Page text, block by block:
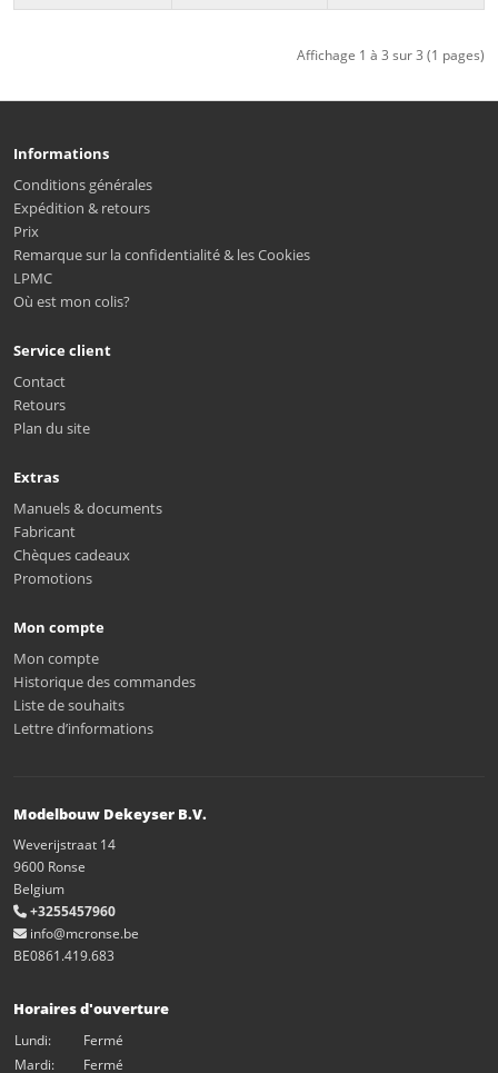
Affichage 1 à 3 sur 3 (1 pages)
Informations
Conditions générales
Expédition & retours
Prix
Remarque sur la confidentialité & les Cookies
LPMC
Où est mon colis?
Service client
Contact
Retours
Plan du site
Extras
Manuels & documents
Fabricant
Chèques cadeaux
Promotions
Mon compte
Mon compte
Historique des commandes
Liste de souhaits
Lettre d’informations
Modelbouw Dekeyser B.V.
Weverijstraat 14
9600 Ronse
Belgium
+3255457960
info@mcronse.be
BE0861.419.683
Horaires d'ouverture
Lundi:
Fermé
Mardi:
Fermé